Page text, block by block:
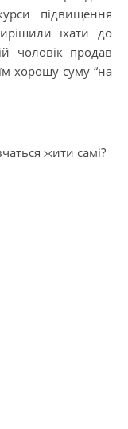
підвищення
їхати до
чоловік продав
хорошу суму “на
жити самі?